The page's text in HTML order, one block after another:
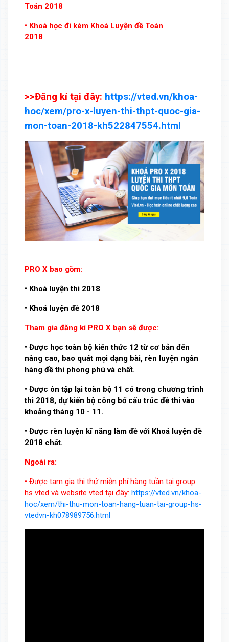
Toán 2018
• Khoá học đi kèm Khoá Luyện đề Toán
2018
>>Đăng kí tại đây: https://vted.vn/khoa-
hoc/xem/pro-x-luyen-thi-thpt-quoc-gia-
mon-toan-2018-kh522847554.html
PRO X bao gồm:
• Khoá luyện thi 2018
• Khoá luyện đề 2018
Tham gia đăng kí PRO X bạn sẽ được:
• Được học toàn bộ kiến thức 12 từ cơ bản đến
nâng cao, bao quát mọi dạng bài, rèn luyện ngân
hàng đề thi phong phú và chất.
• Được ôn tập lại toàn bộ 11 có trong chương trình
thi 2018, dự kiến bộ công bố cấu trúc đề thi vào
khoảng tháng 10 - 11.
• Được rèn luyện kĩ năng làm đề với Khoá luyện đề
2018 chất.
Ngoài ra:
• Được tam gia thi thử miễn phí hàng tuần tại group
hs vted và website vted tại đây: https://vted.vn/khoa-
hoc/xem/thi-thu-mon-toan-hang-tuan-tai-group-hs-
vtedvn-kh078989756.html